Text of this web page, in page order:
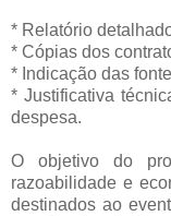
* Relatório
* Cópias dos
* Indicação das
* Justificativa
despesa.
O objetivo do
razoabilidade e
destinados ao